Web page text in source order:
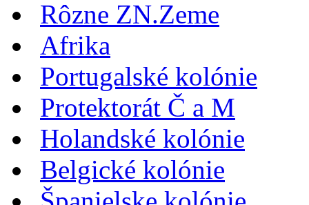
Rôzne ZN.Zeme
Afrika
Portugalské kolónie
Protektorát Č a M
Holandské kolónie
Belgické kolónie